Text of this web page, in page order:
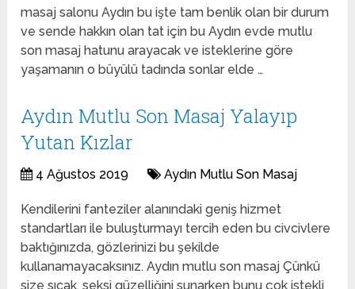
masaj salonu Aydın bu işte tam benlik olan bir durum
ve sende hakkın olan tat için bu Aydın evde mutlu
son masaj hatunu arayacak ve isteklerine göre
yaşamanın o büyülü tadında sonlar elde …
Aydın Mutlu Son Masaj Yalayıp
Yutan Kızlar
4 Ağustos 2019 Aydın Mutlu Son Masaj
Kendilerini fanteziler alanındaki geniş hizmet
standartları ile buluşturmayı tercih eden bu civcivlere
baktığınızda, gözlerinizi bu şekilde
kullanamayacaksınız. Aydın mutlu son masaj Çünkü
size sıcak, seksi güzelliğini sunarken bunu çok istekli